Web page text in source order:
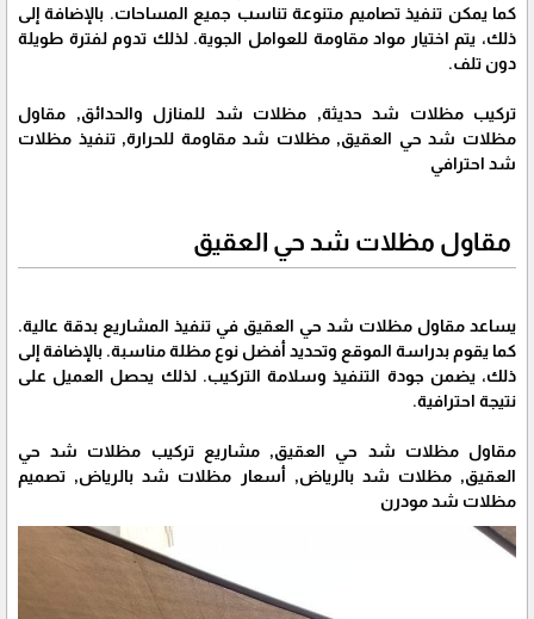
كما يمكن تنفيذ تصاميم متنوعة تناسب جميع المساحات. بالإضافة إلى
ذلك، يتم اختيار مواد مقاومة للعوامل الجوية. لذلك تدوم لفترة طويلة
دون تلف.
تركيب مظلات شد حديثة, مظلات شد للمنازل والحدائق, مقاول
مظلات شد حي العقيق, مظلات شد مقاومة للحرارة, تنفيذ مظلات
شد احترافي
مقاول مظلات شد حي العقيق
يساعد مقاول مظلات شد حي العقيق في تنفيذ المشاريع بدقة عالية.
كما يقوم بدراسة الموقع وتحديد أفضل نوع مظلة مناسبة. بالإضافة إلى
ذلك، يضمن جودة التنفيذ وسلامة التركيب. لذلك يحصل العميل على
نتيجة احترافية.
مقاول مظلات شد حي العقيق, مشاريع تركيب مظلات شد حي
العقيق, مظلات شد بالرياض, أسعار مظلات شد بالرياض, تصميم
مظلات شد مودرن